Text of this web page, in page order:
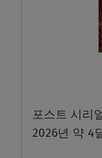
포스트 시리
2026년 약 4